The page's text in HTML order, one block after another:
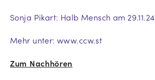
Sonja Pikart: Halb Mensch am 29.11.24
Mehr unter: www.ccw.st
Zum Nachhören